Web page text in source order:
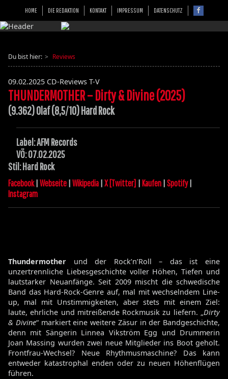
HOME DIE REDAKTION KONTAKT IMPRESSUM DATENSCHUTZ
Du bist hier: Reviews
09.02.2025 CD-Reviews T-V
THUNDERMOTHER – Dirty & Divine (2025)
(9.362) Olaf (8,5/10) Hard Rock
Label: AFM Records
VÖ: 07.02.2025
Stil: Hard Rock
Facebook|Webseite |Wikipedia |X [Twitter] | Kaufen |Spotify|
Instagram
Thundermother und der Rock’n’Roll – das ist eine
unzertrennliche Liebesgeschichte voller Höhen, Tiefen und
lautstarker Neuanfänge. Seit 2009 mischt die schwedische
Band das Hard-Rock-Genre auf, mal mit wechselndem Line-
up, mal mit Unstimmigkeiten, aber stets mit einem Ziel:
laute, ehrliche und mitreißende Rockmusik zu liefern. „Dirty
& Divine“ markiert eine weitere Zäsur in der Bandgeschichte,
denn mit Sängerin Linnea Vikström Egg und Drummerin
Joan Massing wurden zwei neue Mitglieder ins Boot geholt.
Frontfrau-Wechsel? Neue Rhythmusmaschine? Das kann
entweder katastrophal enden oder zu neuen Höhenflügen
führen.